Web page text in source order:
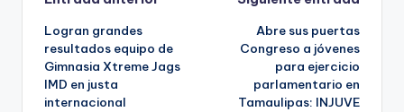
de
entradas
Logran grandes
resultados equipo de
Gimnasia Xtreme Jags
IMD en justa
internacional
Abre sus puertas
Congreso a jóvenes
para ejercicio
parlamentario en
Tamaulipas: INJUVE